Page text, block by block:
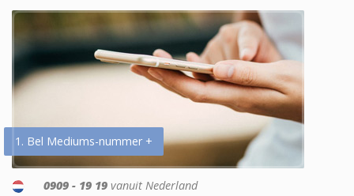
1. Bel Mediums-nummer +
0909 - 19 19 vanuit Nederland